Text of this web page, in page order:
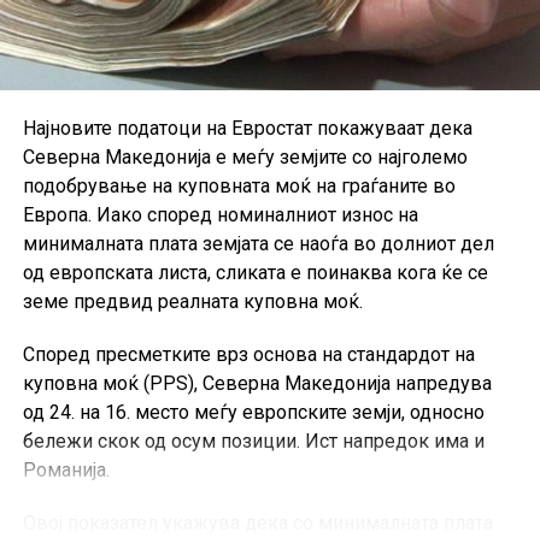
На азиските пазари движењата беа различни.
Јапонскиот Nikkei 225 заврши со раст од 0,12 отсто,
кинескиот CSI 300 порасна за 0,93 отсто.
Во фокусот на инвеститорите денес е извештајот за
американскиот пазар на труд. Се очекува бројот на
новоотворени работни места надвор од
земјоделскиот сектор во јули да порасне за околу
83.000, додека стапката на невработеност да остане
Инвеститорите внимателно ќе ги следат и податоците
за растот на платите и учеството на работоспособното
население на пазарот на труд, бидејќи тие може да
влијаат врз очекувањата за идните потези на
Најновите податоци на Евростат покажуваат дека
Северна Македонија е меѓу земјите со најголемо
подобрување на куповната моќ на граѓаните во
Европа. Иако според номиналниот износ на
минималната плата земјата се наоѓа во долниот дел
од европската листа, сликата е поинаква кога ќе се
земе предвид реалната куповна моќ.
Според пресметките врз основа на стандардот на
куповна моќ (PPS), Северна Македонија напредува
од 24. на 16. место меѓу европските земји, односно
бележи скок од осум позиции. Ист напредок има и
Романија.